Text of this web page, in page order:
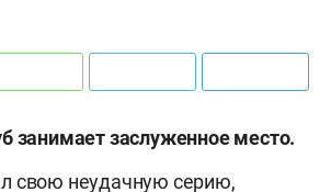
занимает заслуженное место.
свою неудачную серию,